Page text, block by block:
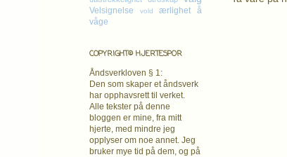
Velsignelse vold ærlighet
å
våge
COPYRIGHT© HJERTESPOR
Åndsverkloven § 1:
Den som skaper et åndsverk
har opphavsretttil verket.
Alle tekster på denne
bloggen er mine, fra mitt
hjerte, med mindre jeg
opplyser om noe annet. Jeg
bruker mye tid på dem, og på